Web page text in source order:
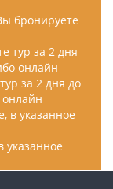
бронируете
за 2 дня до
указанное